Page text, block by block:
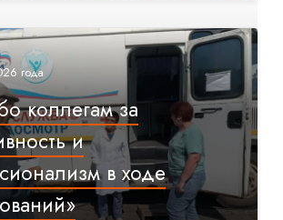
года
коллегам за
и
в ходе